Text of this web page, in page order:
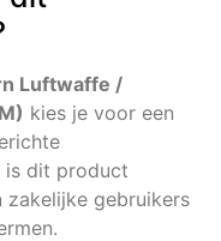
Luftwaffe /
kies je voor een
is dit product
zakelijke gebruikers